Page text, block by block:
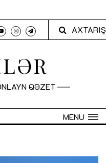
AXTARIŞ
QƏZET
MENU